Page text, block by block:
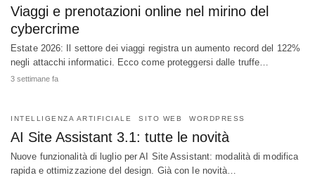
Viaggi e prenotazioni online nel mirino del
cybercrime
Estate 2026: Il settore dei viaggi registra un aumento record del 122%
negli attacchi informatici. Ecco come proteggersi dalle truffe…
3 settimane fa
INTELLIGENZA ARTIFICIALE SITO WEB WORDPRESS
AI Site Assistant 3.1: tutte le novità
Nuove funzionalità di luglio per AI Site Assistant: modalità di modifica
rapida e ottimizzazione del design. Già con le novità…